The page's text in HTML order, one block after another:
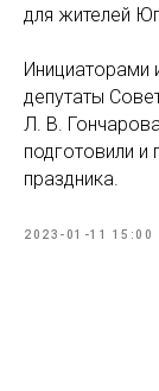
для жителей
Инициаторами
депутаты
Л. В.
подготовили и
праздника.
2023-01-11 15:00